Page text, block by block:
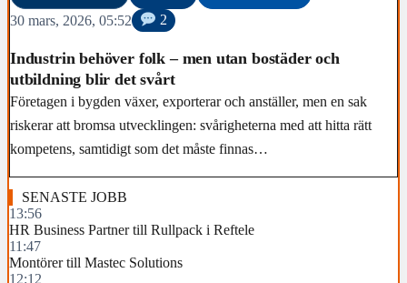
30 mars, 2026, 05:52 2
Industrin behöver folk – men utan bostäder och
utbildning blir det svårt
Företagen i bygden växer, exporterar och anställer, men en sak
riskerar att bromsa utvecklingen: svårigheterna med att hitta rätt
kompetens, samtidigt som det måste finnas…
SENASTE JOBB
13:56
HR Business Partner till Rullpack i Reftele
11:47
Montörer till Mastec Solutions
12:12